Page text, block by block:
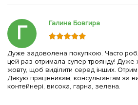
Г Галина Бовгира
Дуже задоволена покупкою. Часто
цей раз отримала супер троянду! Дуже
жовту, щоб виділити серед інших.
Дякую працівникам, консультантам за
контейнері, висока, гарна, зелена.